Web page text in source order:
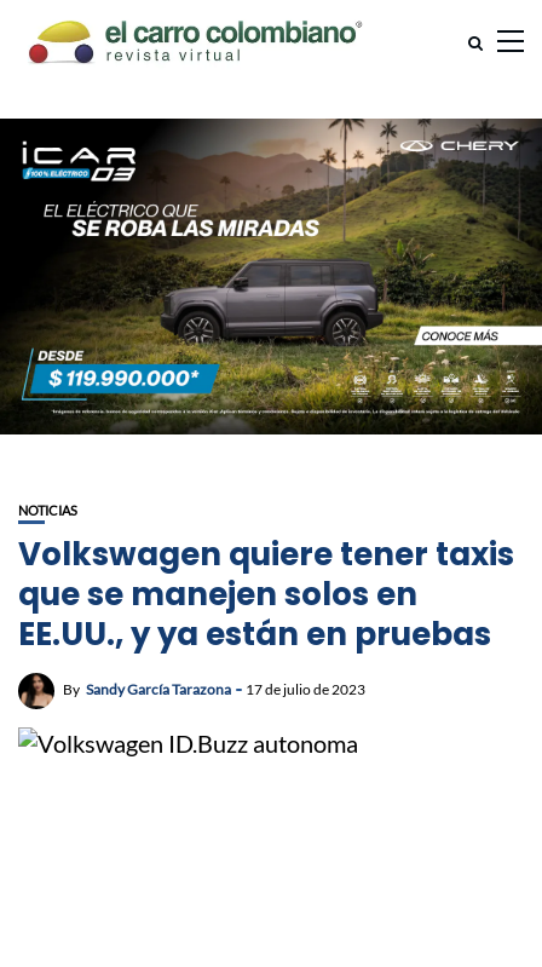
NOTICIAS
Volkswagen quiere tener taxis
que se manejen solos en
EE.UU., y ya están en pruebas
By Sandy García Tarazona 17 de julio de 2023